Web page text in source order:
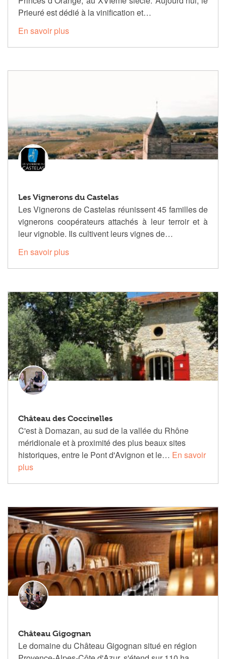
Prieuré est dédié à la vinification et…
En savoir plus
Les Vignerons du Castelas
Les Vignerons de Castelas réunissent 45 familles de
vignerons coopérateurs attachés à leur terroir et à
leur vignoble. Ils cultivent leurs vignes de…
En savoir plus
Château des Coccinelles
C'est à Domazan, au sud de la vallée du Rhône
méridionale et à proximité des plus beaux sites
historiques, entre le Pont d'Avignon et le… En savoir
plus
Château Gigognan
Le domaine du Château Gigognan situé en région